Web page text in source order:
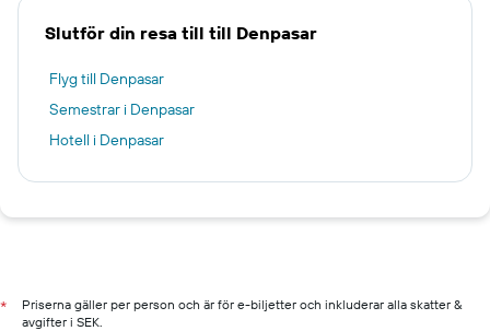
Slutför din resa till till Denpasar
Flyg till Denpasar
Semestrar i Denpasar
Hotell i Denpasar
*
Priserna gäller per person och är för e-biljetter och inkluderar alla skatter &
avgifter i SEK.